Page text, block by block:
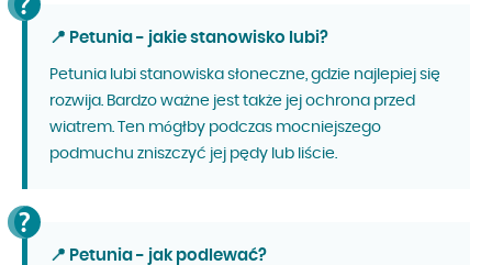
📍 Petunia - jakie stanowisko lubi?
Petunia lubi stanowiska słoneczne, gdzie najlepiej się
rozwija. Bardzo ważne jest także jej ochrona przed
wiatrem. Ten mógłby podczas mocniejszego
podmuchu zniszczyć jej pędy lub liście.
📍 Petunia - jak podlewać?